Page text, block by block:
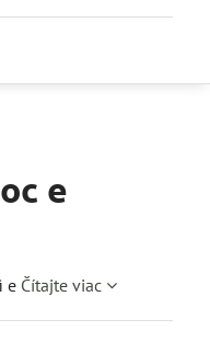
e
e Čítajte viac